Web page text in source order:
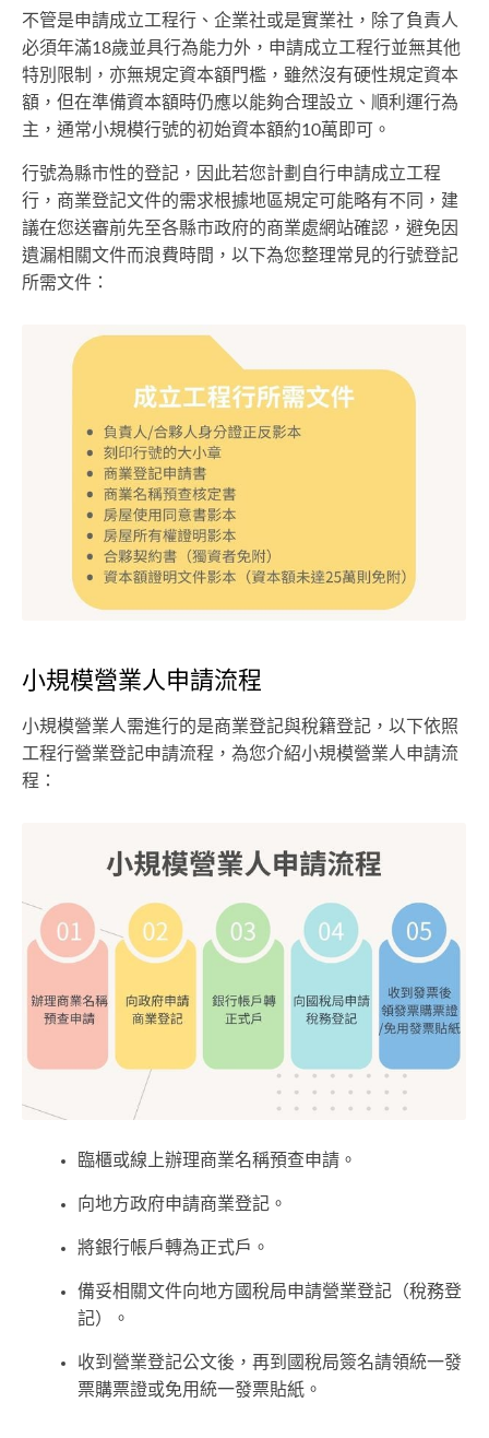
不管是申請成立工程行、企業社或是實業社，除了負責人
必須年滿18歲並具行為能力外，申請成立工程行並無其他
特別限制，亦無規定資本額門檻，雖然沒有硬性規定資本
額，但在準備資本額時仍應以能夠合理設立、順利運行為
主，通常小規模行號的初始資本額約10萬即可。
行號為縣市性的登記，因此若您計劃自行申請成立工程
行，商業登記文件的需求根據地區規定可能略有不同，建
議在您送審前先至各縣市政府的商業處網站確認，避免因
遺漏相關文件而浪費時間，以下為您整理常見的行號登記
所需文件：
小規模營業人申請流程
小規模營業人需進行的是商業登記與稅籍登記，以下依照
工程行營業登記申請流程，為您介紹小規模營業人申請流
程：
臨櫃或線上辦理商業名稱預查申請。
向地方政府申請商業登記。
將銀行帳戶轉為正式戶。
備妥相關文件向地方國稅局申請營業登記（稅務登
記）。
收到營業登記公文後，再到國稅局簽名請領統一發
票購票證或免用統一發票貼紙。